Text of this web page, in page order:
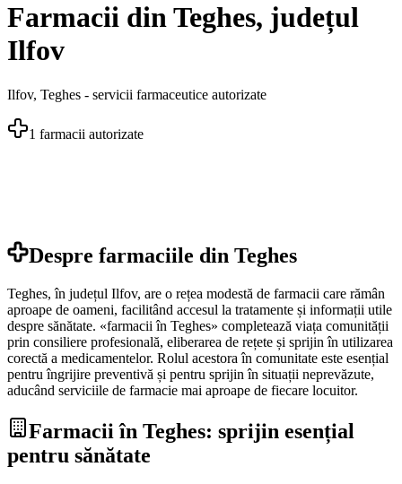
Farmacii din Teghes, județul
Ilfov
Ilfov, Teghes - servicii farmaceutice autorizate
1 farmacii autorizate
Despre farmaciile din Teghes
Teghes, în județul Ilfov, are o rețea modestă de farmacii care rămân
aproape de oameni, facilitând accesul la tratamente și informații utile
despre sănătate. «farmacii în Teghes» completează viața comunității
prin consiliere profesională, eliberarea de rețete și sprijin în utilizarea
corectă a medicamentelor. Rolul acestora în comunitate este esențial
pentru îngrijire preventivă și pentru sprijin în situații neprevăzute,
aducând serviciile de farmacie mai aproape de fiecare locuitor.
Farmacii în Teghes: sprijin esențial
pentru sănătate